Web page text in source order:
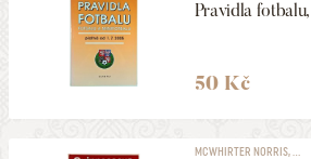
Pravidla
50 Kč
MCWHIRTER NORRIS, ...